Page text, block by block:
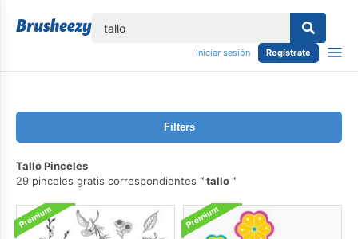
Iniciar sesión Regístrate
Filters
Tallo Pinceles
29 pinceles gratis correspondientes
tallo